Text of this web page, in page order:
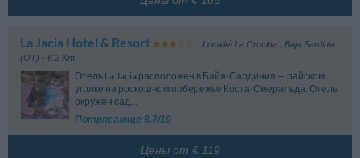
La Jacia Hotel & Resort Località La Crucitta
Baja Sardinia
(OT) - 6.2 Km
Отель La Jacia расположен в Байя-Сардиния — райском
уголке на роскошном побережье Коста-Смеральда. Отель
окружен сад...
Потрясающе 8.7/10
Цены от € 119